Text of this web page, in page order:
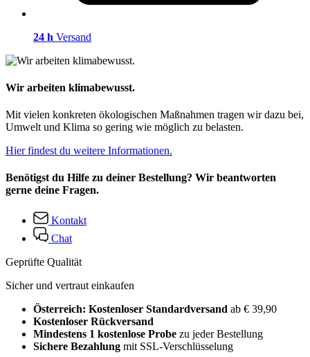
24 h Versand
Wir arbeiten klimabewusst.
Mit vielen konkreten ökologischen Maßnahmen tragen wir dazu bei,
Umwelt und Klima so gering wie möglich zu belasten.
Hier findest du weitere Informationen.
Benötigst du Hilfe zu deiner Bestellung? Wir beantworten
gerne deine Fragen.
Kontakt
Chat
Geprüfte Qualität
Sicher und vertraut einkaufen
Österreich: Kostenloser Standardversand ab € 39,90
Kostenloser Rückversand
Mindestens 1 kostenlose Probe zu jeder Bestellung
Sichere Bezahlung mit SSL-Verschlüsselung